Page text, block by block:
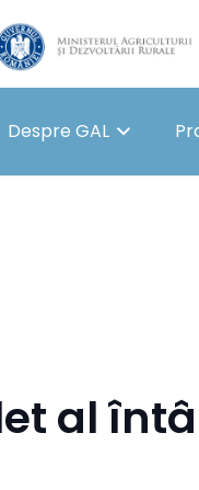
Despre GAL
al